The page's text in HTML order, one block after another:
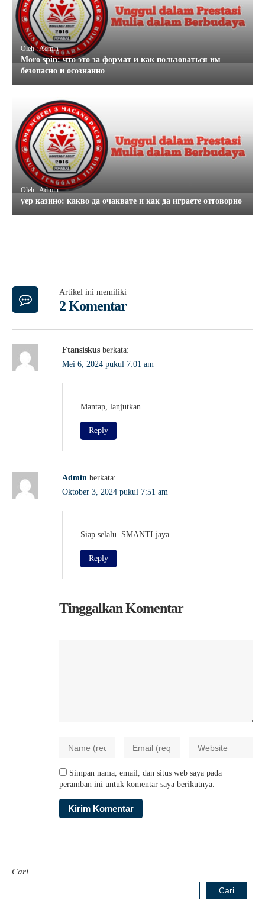
Oleh : Admin
Moro spin: что это за формат и как пользоваться им
безопасно и осознанно
Oleh : Admin
yep казино: какво да очаквате и как да играете отговорно
Artikel ini memiliki
2 Komentar
Ftansiskus berkata:
Mei 6, 2024 pukul 7:01 am
Mantap, lanjutkan
Reply
Admin berkata:
Oktober 3, 2024 pukul 7:51 am
Siap selalu. SMANTI jaya
Reply
Tinggalkan Komentar
Simpan nama, email, dan situs web saya pada
peramban ini untuk komentar saya berikutnya.
Cari
Cari